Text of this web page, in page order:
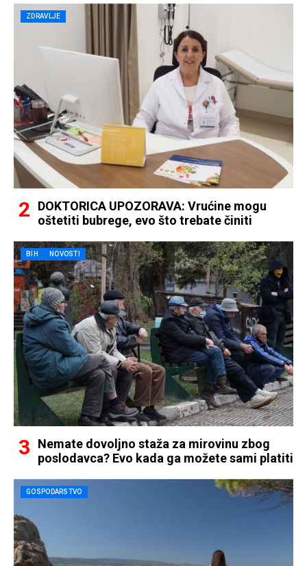
ZDRAVLJE
DOKTORICA UPOZORAVA: Vrućine mogu
oštetiti bubrege, evo što trebate činiti
BIH NOVOSTI
Nemate dovoljno staža za mirovinu zbog
poslodavca? Evo kada ga možete sami platiti
GOSPODARSTVO